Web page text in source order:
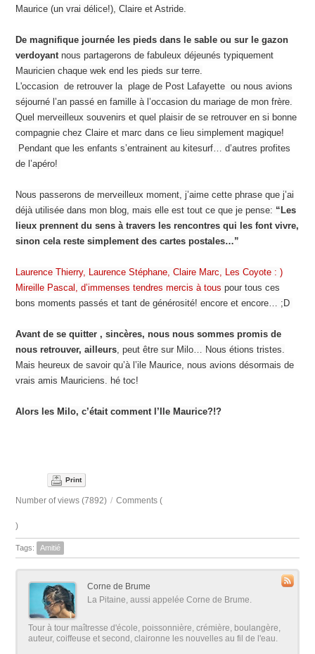
Maurice (un vrai délice!), Claire etAstride.
De magnifique journée les pieds dans le sable ou sur le gazon
verdoyantnous partagerons de fabuleux déjeunés typiquement
Mauricien chaque wek end les pieds sur terre.
L'occasion de retrouver la plage de Post Lafayette ou nous avions
séjourné l’an passé en famille à l’occasion du mariage de mon frère.
Quel merveilleux souvenirs et quel plaisir de se retrouver en si bonne
compagnie chez Claire et marc dans ce lieu simplement magique!
Pendant que les enfants s’entrainent au kitesurf… d’autres profites
de l’apéro!
Nous passerons de merveilleux moment, j’aime cette phrase que j’ai
déjà utilisée dans mon blog, mais elle est tout ce que je pense: “Les
lieux prennent du sens à travers les rencontres qui les font vivre,
sinon cela reste simplement des cartes postales…”
Laurence Thierry, Laurence Stéphane, Claire Marc, Les Coyote : )
Mireille Pascal, d’immenses tendres mercis à tous pour tous ces
bons moments passés et tant de générosité! encore et encore… ;D
Avant de se quitter , sincères, nous nous sommes promis de
nous retrouver, ailleurs, peut être sur Milo… Nous étions tristes.
Mais heureux de savoir qu’à l’ile Maurice, nous avions désormais de
vrais amis Mauriciens. hé toc!
Alors les Milo, c’était comment l’Ile Maurice?!?
Print
Number of views (7892) / Comments (
)
Tags: Amitié
Corne de Brume
La Pitaine, aussi appelée Corne de Brume.
Tour à tour maîtresse d'école, poissonnière, crémière, boulangère,
auteur, coiffeuse et second, claironne les nouvelles au fil de l'eau.